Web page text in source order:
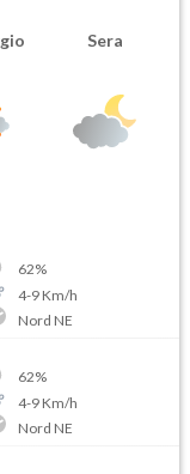
Sera
62%
4-9Km/h
Nord NE
62%
4-9Km/h
Nord NE